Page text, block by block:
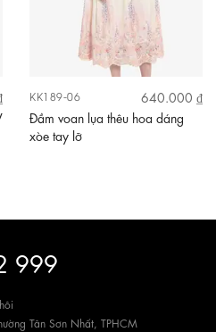
KK189-06
640.000 ₫
Đầm voan lụa thêu hoa dáng
xòe tay lỡ
999
Tân Sơn Nhất, TPHCM